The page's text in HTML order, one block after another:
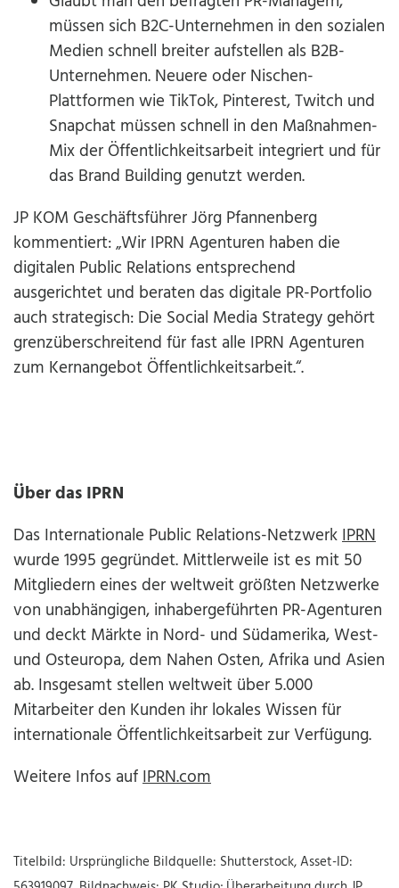
müssen sich B2C-Unternehmen in den sozialen
Medien schnell breiter aufstellen als B2B-
Unternehmen. Neuere oder Nischen-
Plattformen wie TikTok, Pinterest, Twitch und
Snapchat müssen schnell in den Maßnahmen-
Mix der Öffentlichkeitsarbeit integriert und für
das Brand Building genutzt werden.
JP KOM Geschäftsführer Jörg Pfannenberg
kommentiert: „Wir IPRN Agenturen haben die
digitalen Public Relations entsprechend
ausgerichtet und beraten das digitale PR-Portfolio
auch strategisch: Die Social Media Strategy gehört
grenzüberschreitend für fast alle IPRN Agenturen
zum Kernangebot Öffentlichkeitsarbeit.“.
Über das IPRN
Das Internationale Public Relations-NetzwerkIPRN
wurde 1995 gegründet. Mittlerweile ist es mit 50
Mitgliedern eines der weltweit größten Netzwerke
von unabhängigen, inhabergeführten PR-Agenturen
und deckt Märkte in Nord- und Südamerika, West-
und Osteuropa, dem Nahen Osten, Afrika und Asien
ab. Insgesamt stellen weltweit über 5.000
Mitarbeiter den Kunden ihr lokales Wissen für
internationale Öffentlichkeitsarbeit zur Verfügung.
Weitere Infos aufIPRN.com
Titelbild: Ursprüngliche Bildquelle: Shutterstock, Asset-ID: